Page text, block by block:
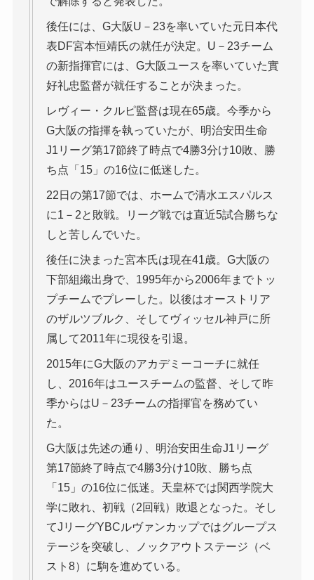
後任には、G大阪U－23を率いていた元日本代
表DF宮本恒靖氏の就任が決定。U－23チーム
の新指揮官には、G大阪ユースを率いていた實
好礼忠監督が就任することが決まった。
レヴィー・クルピ監督は現在65歳。今季から
G大阪の指揮を執っていたが、明治安田生命
J1リーグ第17節終了時点で4勝3分け10敗、勝
ち点「15」の16位に低迷した。
22日の第17節では、ホームで清水エスパルス
に1－2と敗戦。リーグ戦では直近5試合勝ちな
しと苦しんでいた。
後任に決まった宮本氏は現在41歳。G大阪の
下部組織出身で、1995年から2006年までトッ
プチームでプレーした。以後はオーストリア
のザルツブルク、そしてヴィッセル神戸に所
属して2011年に現役を引退。
2015年にG大阪のアカデミーコーチに就任
し、2016年はユースチームの監督、そして昨
季からはU－23チームの指揮官を務めてい
た。
G大阪は先述の通り、明治安田生命J1リーグ
第17節終了時点で4勝3分け10敗、勝ち点
「15」の16位に低迷。天皇杯では関西学院大
学に敗れ、初戦（2回戦）敗退となった。そし
てJリーグYBCルヴァンカップではグループス
テージを突破し、ノックアウトステージ（ベ
スト8）に駒を進めている。